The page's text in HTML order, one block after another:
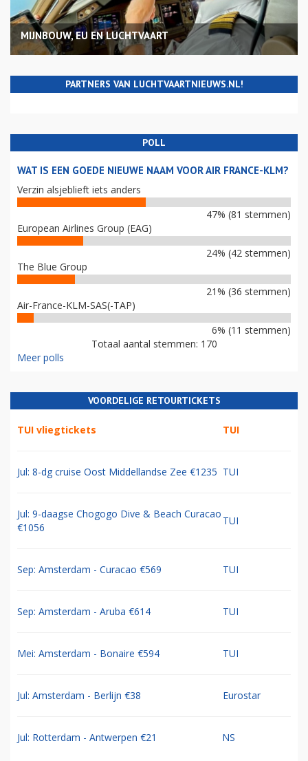
MIJNBOUW, EU EN LUCHTVAART
PARTNERS VAN LUCHTVAARTNIEUWS.NL!
POLL
WAT IS EEN GOEDE NIEUWE NAAM VOOR AIR FRANCE-KLM?
Verzin alsjeblieft iets anders
47% (81 stemmen)
European Airlines Group (EAG)
24% (42 stemmen)
The Blue Group
21% (36 stemmen)
Air-France-KLM-SAS(-TAP)
6% (11 stemmen)
Totaal aantal stemmen: 170
Meer polls
VOORDELIGE RETOURTICKETS
TUI vliegtickets TUI
Jul: 8-dg cruise Oost Middellandse Zee €1235 TUI
Jul: 9-daagse Chogogo Dive & Beach Curacao
€1056
TUI
Sep: Amsterdam - Curacao €569 TUI
Sep: Amsterdam - Aruba €614 TUI
Mei: Amsterdam - Bonaire €594 TUI
Jul: Amsterdam - Berlijn €38 Eurostar
Jul: Rotterdam - Antwerpen €21 NS